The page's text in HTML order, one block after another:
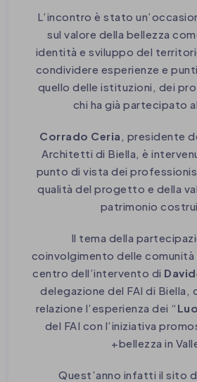
L’incontro è stato
sul valore della bellezza
identità e sviluppo del
condividere esperienze e
quello delle istituzioni, dei
chi ha già partecipato
Corrado Ceria , presidente
Architetti di Biella, è
punto di vista dei
qualità del progetto e della
patrimonio
Il tema della
coinvolgimento delle comunità
centro dell’intervento di
delegazione del FAI di Biella,
relazione l’esperienza dei “
del FAI con l’iniziativa
+bellezza in
Quest’anno infatti il sito